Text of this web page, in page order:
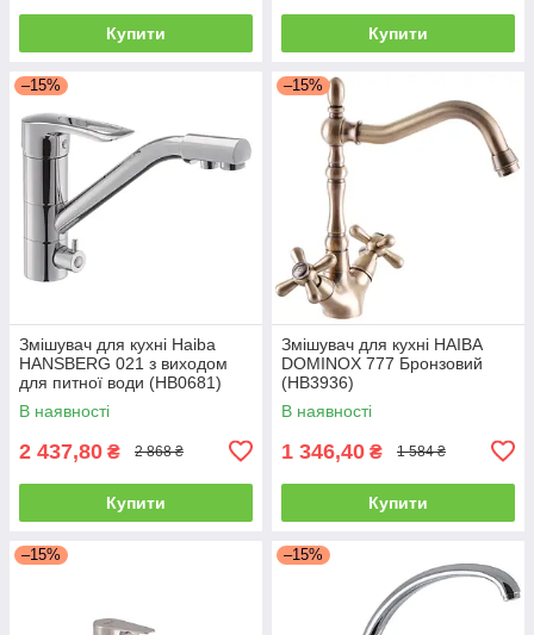
Купити Купити
–15%
Змішувач для кухні Haiba
HANSBERG 021 з виходом
для питної води (HB0681)
В наявності
2 437,80 ₴ 2 868 ₴
Купити
–15%
Змішувач для кухні HAIBA
DOMINOX 777 Бронзовий
(HB3936)
В наявності
1 346,40 ₴ 1 584 ₴
Купити
–15% –15%